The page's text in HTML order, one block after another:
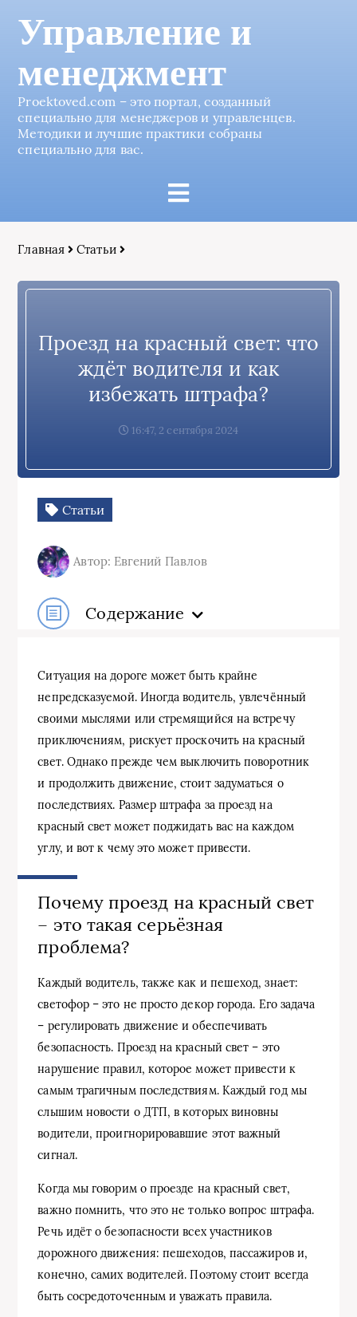
Управление и
менеджмент
Proektoved.com – это портал, созданный
специально для менеджеров и управленцев.
Методики и лучшие практики собраны
специально для вас.
Главная Статьи
Проезд на красный свет: что
ждёт водителя и как
избежать штрафа?
16:47, 2 сентября 2024
Статьи
Автор: Евгений Павлов
Содержание
Ситуация на дороге может быть крайне
непредсказуемой. Иногда водитель, увлечённый
своими мыслями или стремящийся на встречу
приключениям, рискует проскочить на красный
свет. Однако прежде чем выключить поворотник
и продолжить движение, стоит задуматься о
последствиях. Размер штрафа за проезд на
красный свет может поджидать вас на каждом
углу, и вот к чему это может привести.
Почему проезд на красный свет
– это такая серьёзная
проблема?
Каждый водитель, также как и пешеход, знает:
светофор – это не просто декор города. Его задача
– регулировать движение и обеспечивать
безопасность. Проезд на красный свет – это
нарушение правил, которое может привести к
самым трагичным последствиям. Каждый год мы
слышим новости о ДТП, в которых виновны
водители, проигнорировавшие этот важный
сигнал.
Когда мы говорим о проезде на красный свет,
важно помнить, что это не только вопрос штрафа.
Речь идёт о безопасности всех участников
дорожного движения: пешеходов, пассажиров и,
конечно, самих водителей. Поэтому стоит всегда
быть сосредоточенным и уважать правила.